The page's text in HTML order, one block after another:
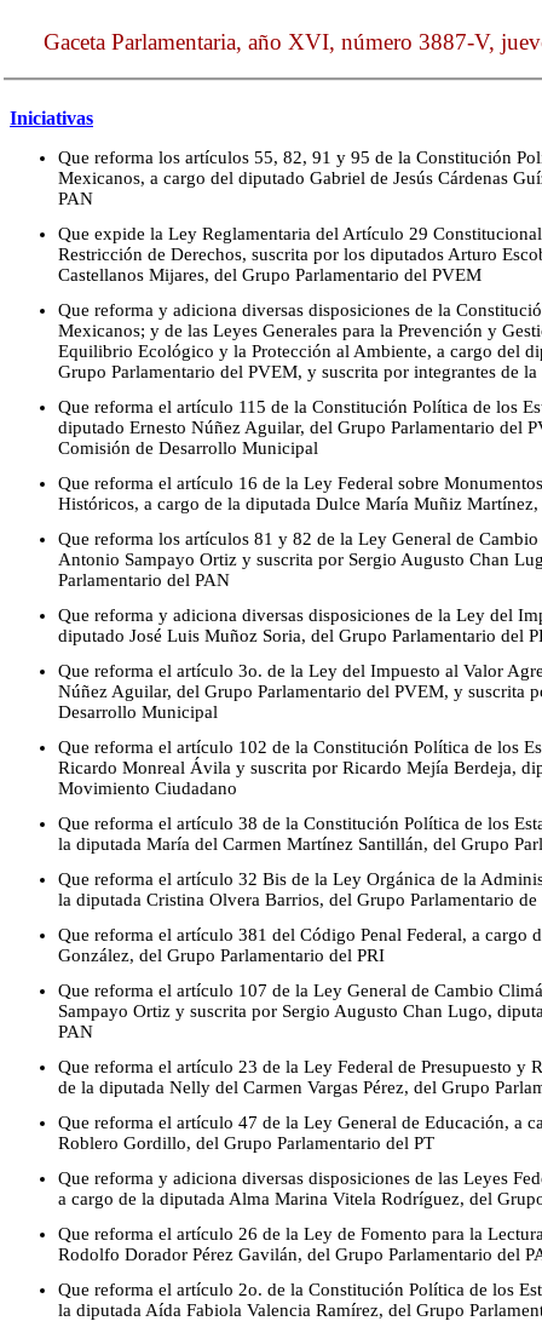
Gaceta Parlamentaria, año XVI, número 3887-V,
Iniciativas
Que reforma los artículos 55, 82, 91 y 95 de la Constitución
Mexicanos, a cargo del diputado Gabriel de Jesús Cárdenas
PAN
Que expide la Ley Reglamentaria del Artículo 29
Restricción de Derechos, suscrita por los diputados Arturo
Castellanos Mijares, del Grupo Parlamentario del PVEM
Que reforma y adiciona diversas disposiciones de la
Mexicanos; y de las Leyes Generales para la Prevención y
Equilibrio Ecológico y la Protección al Ambiente, a cargo del
Grupo Parlamentario del PVEM, y suscrita por integrantes de
Que reforma el artículo 115 de la Constitución Política de los
diputado Ernesto Núñez Aguilar, del Grupo Parlamentario del
Comisión de Desarrollo Municipal
Que reforma el artículo 16 de la Ley Federal sobre
Históricos, a cargo de la diputada Dulce María Muñiz
Que reforma los artículos 81 y 82 de la Ley General de
Antonio Sampayo Ortiz y suscrita por Sergio Augusto Chan
Parlamentario del PAN
Que reforma y adiciona diversas disposiciones de la Ley del
diputado José Luis Muñoz Soria, del Grupo Parlamentario del
Que reforma el artículo 3o. de la Ley del Impuesto al Valor
Núñez Aguilar, del Grupo Parlamentario del PVEM, y suscrita
Desarrollo Municipal
Que reforma el artículo 102 de la Constitución Política de los
Ricardo Monreal Ávila y suscrita por Ricardo Mejía Berdeja,
Movimiento Ciudadano
Que reforma el artículo 38 de la Constitución Política de los
la diputada María del Carmen Martínez Santillán, del Grupo
Que reforma el artículo 32 Bis de la Ley Orgánica de la
la diputada Cristina Olvera Barrios, del Grupo Parlamentario
Que reforma el artículo 381 del Código Penal Federal, a cargo
González, del Grupo Parlamentario del PRI
Que reforma el artículo 107 de la Ley General de Cambio
Sampayo Ortiz y suscrita por Sergio Augusto Chan Lugo,
PAN
Que reforma el artículo 23 de la Ley Federal de Presupuesto y
de la diputada Nelly del Carmen Vargas Pérez, del Grupo
Que reforma el artículo 47 de la Ley General de Educación, a
Roblero Gordillo, del Grupo Parlamentario del PT
Que reforma y adiciona diversas disposiciones de las Leyes
a cargo de la diputada Alma Marina Vitela Rodríguez, del
Que reforma el artículo 26 de la Ley de Fomento para la
Rodolfo Dorador Pérez Gavilán, del Grupo Parlamentario del
Que reforma el artículo 2o. de la Constitución Política de los
la diputada Aída Fabiola Valencia Ramírez, del Grupo